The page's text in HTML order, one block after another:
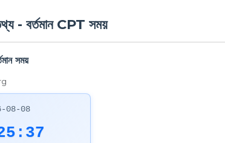
- বর্তমান CPT সময়
সময়
08-08